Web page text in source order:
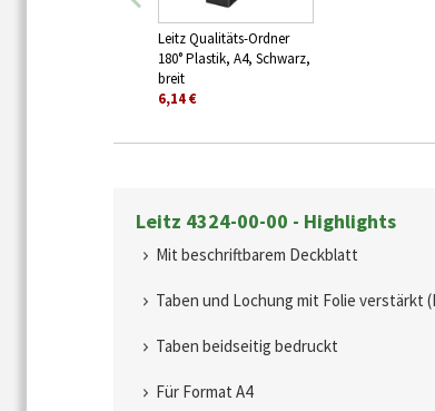
Leitz Qualitäts-Ordner
180° Plastik, A4, Schwarz,
breit
6,14 €
Leitz 4324-00-00 - Highlights
Mit beschriftbarem Deckblatt
Taben und Lochung mit Folie verstärkt
Taben beidseitig bedruckt
Für Format A4